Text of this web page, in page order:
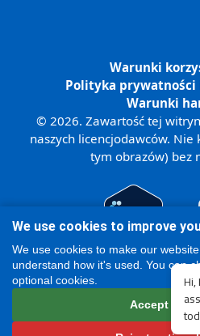
Warunki
Polityka prywatności
Warunki
© 2026. Zawartość tej
naszych licencjodawców.
tym obrazów) bez
We use cookies to improve
We use cookies to make our
understand how it's used. You can
optional cookies.
Accept all